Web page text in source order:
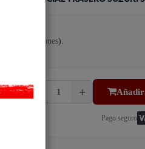
Ver opiniones).
Añadir
Pago seguro